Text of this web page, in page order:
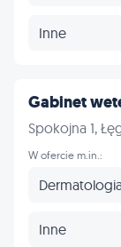
Inne
Gabinet
Spokojna 1,
W ofercie m.in.:
Inne